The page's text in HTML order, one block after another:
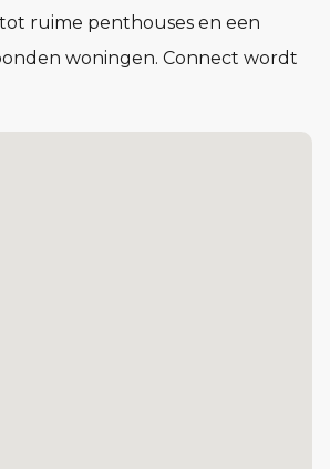
ruime penthouses en een
woningen. Connect wordt
er woont.